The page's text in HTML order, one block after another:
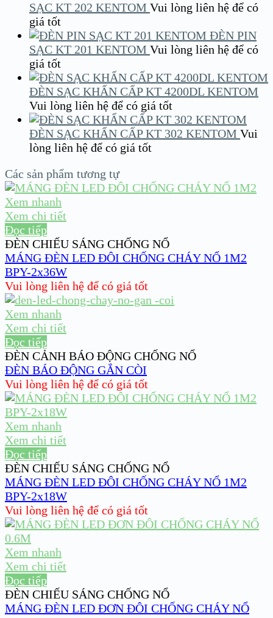
SẠC KT 202 KENTOM Vui lòng liên hệ để có
giá tốt
ĐÈN PIN
SẠC KT 201 KENTOM Vui lòng liên hệ để có
giá tốt
ĐÈN SẠC KHẨN CẤP KT 4200DL KENTOM
Vui lòng liên hệ để có giá tốt
ĐÈN SẠC KHẨN CẤP KT 302 KENTOM Vui
lòng liên hệ để có giá tốt
Các sản phẩm tương tự
Xem nhanh
Xem chi tiết
Đọc tiếp
ĐÈN CHIẾU SÁNG CHỐNG NỔ
MÁNG ĐÈN LED ĐÔI CHỐNG CHÁY NỔ 1M2
BPY-2x36W
Vui lòng liên hệ để có giá tốt
Xem nhanh
Xem chi tiết
Đọc tiếp
ĐÈN CẢNH BÁO ĐỘNG CHỐNG NỔ
ĐÈN BÁO ĐỘNG GẮN CÒI
Vui lòng liên hệ để có giá tốt
Xem nhanh
Xem chi tiết
Đọc tiếp
ĐÈN CHIẾU SÁNG CHỐNG NỔ
MÁNG ĐÈN LED ĐÔI CHỐNG CHÁY NỔ 1M2
BPY-2x18W
Vui lòng liên hệ để có giá tốt
Xem nhanh
Xem chi tiết
Đọc tiếp
ĐÈN CHIẾU SÁNG CHỐNG NỔ
MÁNG ĐÈN LED ĐƠN ĐÔI CHỐNG CHÁY NỔ